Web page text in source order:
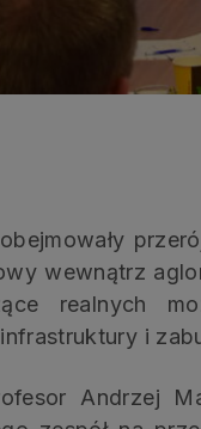
wewnątrz
realnych
i
Andrzej